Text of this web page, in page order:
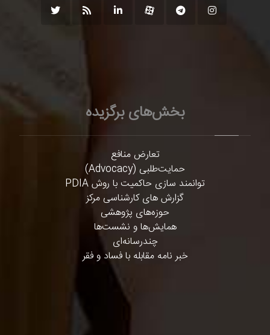
بخش‌های برگزیده
تعارض منافع
حمایت‌طلبی (Advocacy)
توانمند سازی حاکمیت با روش PDIA
گزارش های کارشناسی مرکز
حوزه‌های پژوهشی
همایش‌ها و نشست‌ها
چندرسانه‌ای
خبر نامه مقابله با فساد و فقر